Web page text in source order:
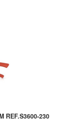
REF.S3600-230